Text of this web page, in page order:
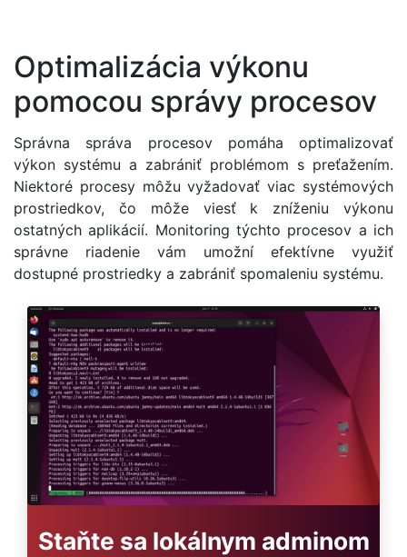
Optimalizácia výkonu
pomocou správy procesov
Správna správa procesov pomáha optimalizovať
výkon systému a zabrániť problémom s preťažením.
Niektoré procesy môžu vyžadovať viac systémových
prostriedkov, čo môže viesť k zníženiu výkonu
ostatných aplikácií. Monitoring týchto procesov a ich
správne riadenie vám umožní efektívne využiť
dostupné prostriedky a zabrániť spomaleniu systému.
Staňte sa lokálnym adminom